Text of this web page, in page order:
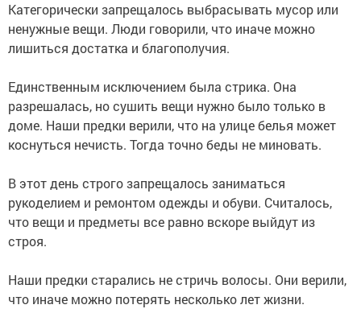
Категорически запрещалось выбрасывать мусор или
ненужные вещи. Люди говорили, что иначе можно
лишиться достатка и благополучия.
Единственным исключением была стрика. Она
разрешалась, но сушить вещи нужно было только в
доме. Наши предки верили, что на улице белья может
коснуться нечисть. Тогда точно беды не миновать.
В этот день строго запрещалось заниматься
рукоделием и ремонтом одежды и обуви. Считалось,
что вещи и предметы все равно вскоре выйдут из
строя.
Наши предки старались не стричь волосы. Они верили,
что иначе можно потерять несколько лет жизни.